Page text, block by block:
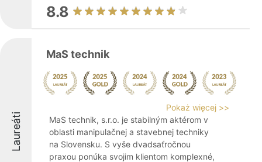
8.8
Laureáti
MaS technik
Pokaż więcej >>
MaS technik, s.r.o. je stabilným aktérom v
oblasti manipulačnej a stavebnej techniky
na Slovensku. S vyše dvadsaťročnou
praxou ponúka svojim klientom komplexné,